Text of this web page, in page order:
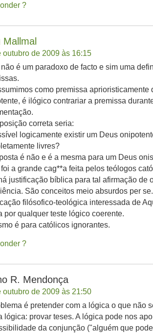
Mallmal
outubro de 2009 às 16:15
é um paradoxo de facto e sim uma
como premissa aprioristicamente
é ilógico contrariar a premissa
correta seria:
logicamente existir um Deus
livres?
é não e é a mesma para um Deus
a grande cag**a feita pelos teólogos
justificação bíblica para tal afirmação de
São conceitos meio absurdos per
filósofico-teológica interessada de
por qualquer teste lógico coerente.
é para católicos ignorantes.
R. Mendonça
outubro de 2009 às 21:50
é pretender com a lógica o que não
lógica: provar teses. A lógica pode nos
da conjunção ("alguém que